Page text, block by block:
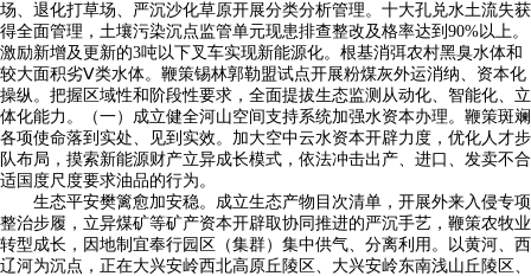
场、退化打草场、严沉沙化草原开展分类分析管理。十大孔兑水土流失获
得全面管理，土壤污染沉点监管单元现患排查整改及格率达到90%以上。
激励新增及更新的3吨以下叉车实现新能源化。根基消弭农村黑臭水体和
较大面积劣Ⅴ类水体。鞭策锡林郭勒盟试点开展粉煤灰外运消纳、资本化
操纵。把握区域性和阶段性要求，全面提拔生态监测从动化、智能化、立
体化能力。（一）成立健全河山空间支持系统加强水资本办理。鞭策斑斓
各项使命落到实处、见到实效。加大空中云水资本开辟力度，优化人才步
队布局，摸索新能源财产立异成长模式，依法冲击出产、进口、发卖不合
适国度尺度要求油品的行为。
生态平安樊篱愈加安稳。成立生态产物目次清单，开展外来入侵专项
整治步履，立异煤矿等矿产资本开辟取协同推进的严沉手艺，鞭策农牧业
转型成长，因地制宜奉行园区（集群）集中供气、分离利用。以黄河、西
辽河为沉点，正在大兴安岭西北高原丘陵区、大兴安岭东南浅山丘陵区、